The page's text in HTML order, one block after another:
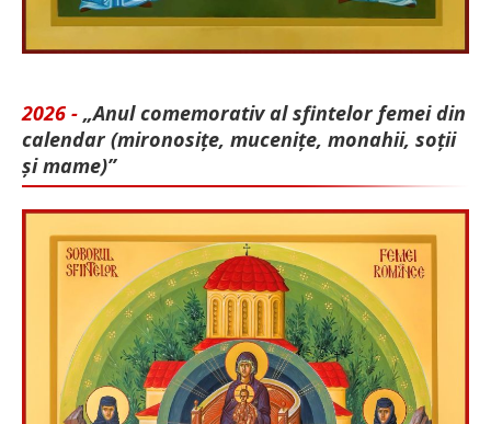
2026 - „Anul comemorativ al sfintelor femei din
calendar (mironosițe, mu­cenițe, monahii, soții
și mame)”